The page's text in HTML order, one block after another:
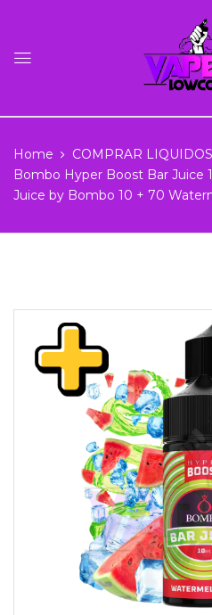
Home COMPRAR LIQUIDOS
Bombo Hyper Boost Bar Juice
Juice by Bombo 10 + 70